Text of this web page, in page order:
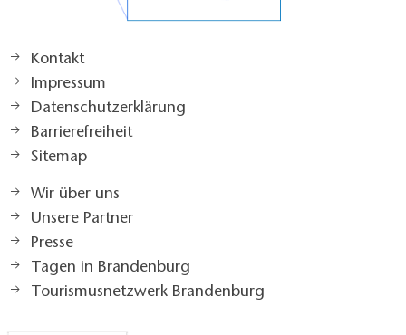
Kontakt
Impressum
Datenschutzerklärung
Barrierefreiheit
Sitemap
Wir über uns
Unsere Partner
Presse
Tagen in Brandenburg
Tourismusnetzwerk Brandenburg